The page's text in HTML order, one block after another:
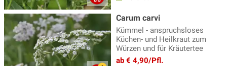
Carum carvi
Kümmel - anspruchsloses
Küchen- und Heilkraut zum
Würzen und für Kräutertee
ab € 4,90/Pfl.